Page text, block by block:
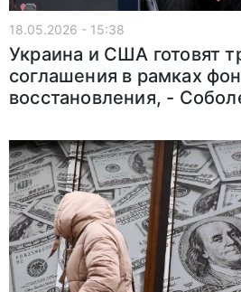
18.05.2026 - 15:38
Украина и США готовят
соглашения в рамках
восстановления, -